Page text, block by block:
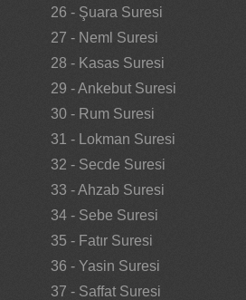
26 - Şuara Suresi
27 - Neml Suresi
28 - Kasas Suresi
29 - Ankebut Suresi
30 - Rum Suresi
31 - Lokman Suresi
32 - Secde Suresi
33 - Ahzab Suresi
34 - Sebe Suresi
35 - Fatır Suresi
36 - Yasin Suresi
37 - Saffat Suresi